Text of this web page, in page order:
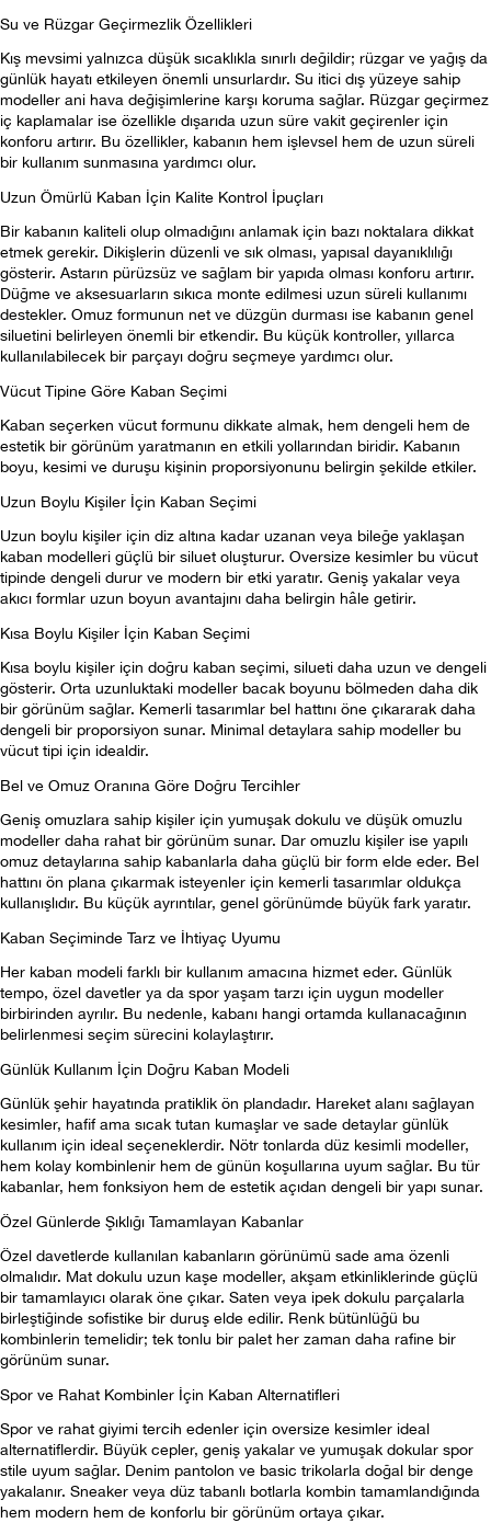
Su ve Rüzgar Geçirmezlik Özellikleri
Kış mevsimi yalnızca düşük sıcaklıkla sınırlı değildir; rüzgar ve yağış da
günlük hayatı etkileyen önemli unsurlardır. Su itici dış yüzeye sahip
modeller ani hava değişimlerine karşı koruma sağlar. Rüzgar geçirmez
iç kaplamalar ise özellikle dışarıda uzun süre vakit geçirenler için
konforu artırır. Bu özellikler, kabanın hem işlevsel hem de uzun süreli
bir kullanım sunmasına yardımcı olur.
Uzun Ömürlü Kaban İçin Kalite Kontrol İpuçları
Bir kabanın kaliteli olup olmadığını anlamak için bazı noktalara dikkat
etmek gerekir. Dikişlerin düzenli ve sık olması, yapısal dayanıklılığı
gösterir. Astarın pürüzsüz ve sağlam bir yapıda olması konforu artırır.
Düğme ve aksesuarların sıkıca monte edilmesi uzun süreli kullanımı
destekler. Omuz formunun net ve düzgün durması ise kabanın genel
siluetini belirleyen önemli bir etkendir. Bu küçük kontroller, yıllarca
kullanılabilecek bir parçayı doğru seçmeye yardımcı olur.
Vücut Tipine Göre Kaban Seçimi
Kaban seçerken vücut formunu dikkate almak, hem dengeli hem de
estetik bir görünüm yaratmanın en etkili yollarından biridir. Kabanın
boyu, kesimi ve duruşu kişinin proporsiyonunu belirgin şekilde etkiler.
Uzun Boylu Kişiler İçin Kaban Seçimi
Uzun boylu kişiler için diz altına kadar uzanan veya bileğe yaklaşan
kaban modelleri güçlü bir siluet oluşturur. Oversize kesimler bu vücut
tipinde dengeli durur ve modern bir etki yaratır. Geniş yakalar veya
akıcı formlar uzun boyun avantajını daha belirgin hâle getirir.
Kısa Boylu Kişiler İçin Kaban Seçimi
Kısa boylu kişiler için doğru kaban seçimi, silueti daha uzun ve dengeli
gösterir. Orta uzunluktaki modeller bacak boyunu bölmeden daha dik
bir görünüm sağlar. Kemerli tasarımlar bel hattını öne çıkararak daha
dengeli bir proporsiyon sunar. Minimal detaylara sahip modeller bu
vücut tipi için idealdir.
Bel ve Omuz Oranına Göre Doğru Tercihler
Geniş omuzlara sahip kişiler için yumuşak dokulu ve düşük omuzlu
modeller daha rahat bir görünüm sunar. Dar omuzlu kişiler ise yapılı
omuz detaylarına sahip kabanlarla daha güçlü bir form elde eder. Bel
hattını ön plana çıkarmak isteyenler için kemerli tasarımlar oldukça
kullanışlıdır. Bu küçük ayrıntılar, genel görünümde büyük fark yaratır.
Kaban Seçiminde Tarz ve İhtiyaç Uyumu
Her kaban modeli farklı bir kullanım amacına hizmet eder. Günlük
tempo, özel davetler ya da spor yaşam tarzı için uygun modeller
birbirinden ayrılır. Bu nedenle, kabanı hangi ortamda kullanacağının
belirlenmesi seçim sürecini kolaylaştırır.
Günlük Kullanım İçin Doğru Kaban Modeli
Günlük şehir hayatında pratiklik ön plandadır. Hareket alanı sağlayan
kesimler, hafif ama sıcak tutan kumaşlar ve sade detaylar günlük
kullanım için ideal seçeneklerdir. Nötr tonlarda düz kesimli modeller,
hem kolay kombinlenir hem de günün koşullarına uyum sağlar. Bu tür
kabanlar, hem fonksiyon hem de estetik açıdan dengeli bir yapı sunar.
Özel Günlerde Şıklığı Tamamlayan Kabanlar
Özel davetlerde kullanılan kabanların görünümü sade ama özenli
olmalıdır. Mat dokulu uzun kaşe modeller, akşam etkinliklerinde güçlü
bir tamamlayıcı olarak öne çıkar. Saten veya ipek dokulu parçalarla
birleştiğinde sofistike bir duruş elde edilir. Renk bütünlüğü bu
kombinlerin temelidir; tek tonlu bir palet her zaman daha rafine bir
görünüm sunar.
Spor ve Rahat Kombinler İçin Kaban Alternatifleri
Spor ve rahat giyimi tercih edenler için oversize kesimler ideal
alternatiflerdir. Büyük cepler, geniş yakalar ve yumuşak dokular spor
stile uyum sağlar. Denim pantolon ve basic trikolarla doğal bir denge
yakalanır. Sneaker veya düz tabanlı botlarla kombin tamamlandığında
hem modern hem de konforlu bir görünüm ortaya çıkar.